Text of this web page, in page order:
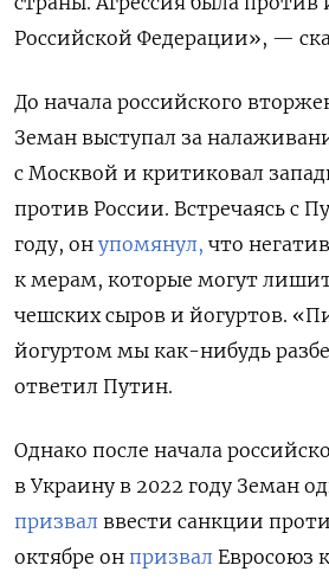
Российской Федерации», —
До начала российского
Земан выступал за
с Москвой и критиковал
против России. Встречаясь с
году, он упомянул, что
к мерам, которые могут
чешских сыров и йогуртов.
йогуртом мы как-нибудь
ответил Путин.
Однако после начала
в Украину в 2022 году Земан
призвал ввести санкции
октябре он призвал Евросоюз